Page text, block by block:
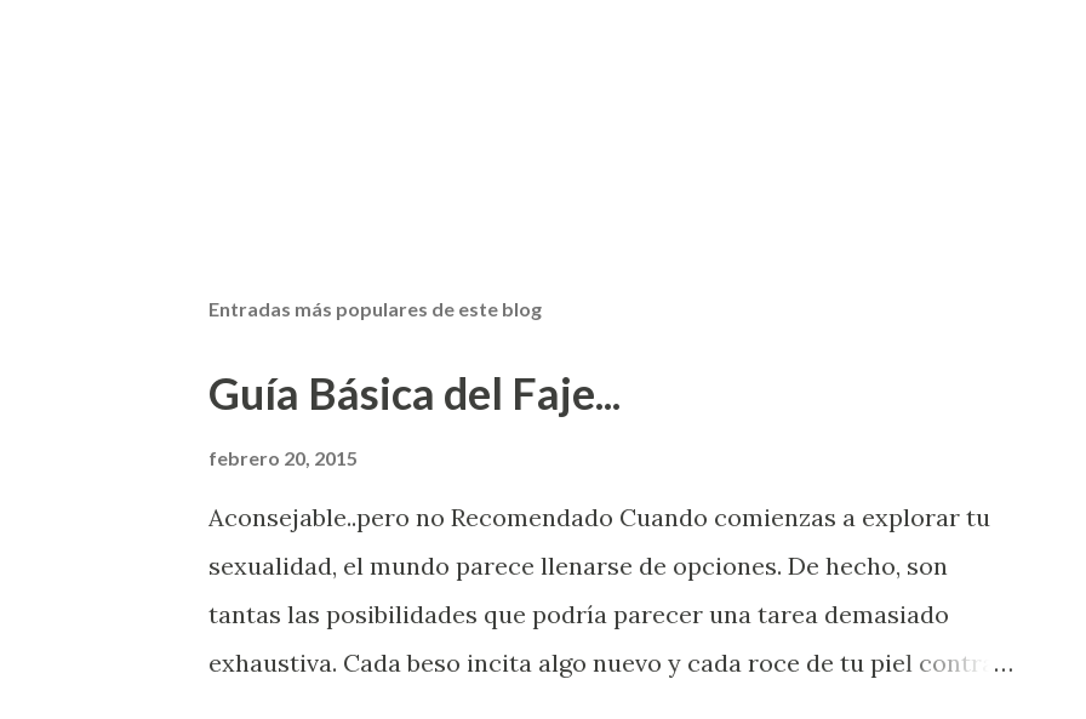
Entradas más populares de este blog
Guía Básica del Faje...
febrero 20, 2015
Aconsejable..pero no Recomendado Cuando comienzas a explorar tu
sexualidad, el mundo parece llenarse de opciones. De hecho, son
tantas las posibilidades que podría parecer una tarea demasiado
exhaustiva. Cada beso incita algo nuevo y cada roce de tu piel contra